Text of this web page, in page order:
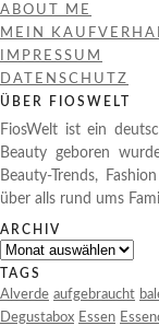
ABOUT ME
MEIN
IMPRESSUM
DATENSCHUTZ
ÜBER FIOSWELT
FiosWelt ist ein
Beauty geboren
Beauty-Trends,
über alls rund ums
ARCHIV
Archiv
TAGS
Alverde aufgebraucht
Degustabox Essen